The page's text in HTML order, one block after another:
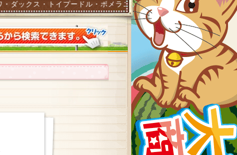
イプードル・ポメラニアン他多数の子犬子猫が常時4,500頭以上